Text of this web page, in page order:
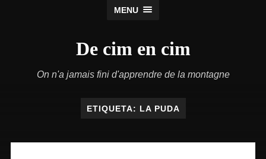
MENU
De cim en cim
On n'a jamais fini d'apprendre de la montagne
ETIQUETA: LA PUDA